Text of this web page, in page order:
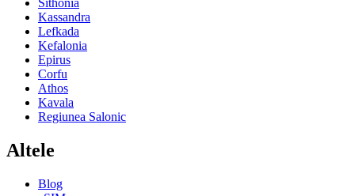
Sithonia
Kassandra
Lefkada
Kefalonia
Epirus
Corfu
Athos
Kavala
Regiunea Salonic
Altele
Blog